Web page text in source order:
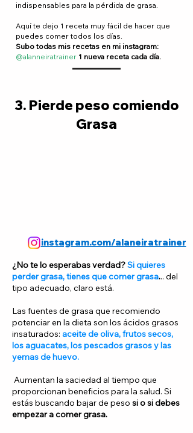
indispensables para la pérdida de grasa.
Aquí te dejo 1 receta muy fácil de hacer que
puedes comer todos los días.
Subo todas mis recetas en mi instagram:
@alanneiratrainer 1 nueva receta cada día.
3. Pierde peso comiendo
Grasa
instagram.com/alaneiratrainer
¿No te lo esperabas verdad?Si quieres
perder grasa, tienes que comer grasa... del
tipo adecuado, claro está.
Las fuentes de grasa que recomiendo
potenciar en la dieta son los ácidos grasos
insaturados: aceite de oliva, frutos secos,
los aguacates, los pescados grasos y las
yemas de huevo.
Aumentan la saciedad al tiempo que
proporcionan beneficios para la salud. Si
estás buscando bajar de peso si o si debes
empezar a comer grasa.